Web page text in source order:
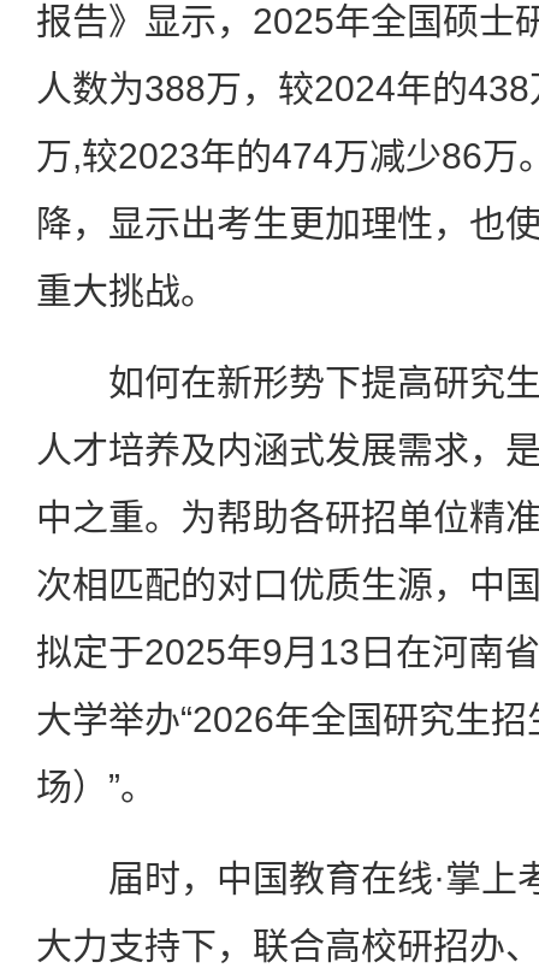
报告》显示，2025年全国硕士
人数为388万，较2024年的
万,较2023年的474万减少86万
降，显示出考生更加理性，也
重大挑战。
如何在新形势下提高研究生
人才培养及内涵式发展需求，
中之重。为帮助各研招单位精
次相匹配的对口优质生源，中
拟定于2025年9月13日在河南
大学举办“2026年全国研究生
场）”。
届时，中国教育在线·掌上
大力支持下，联合高校研招办